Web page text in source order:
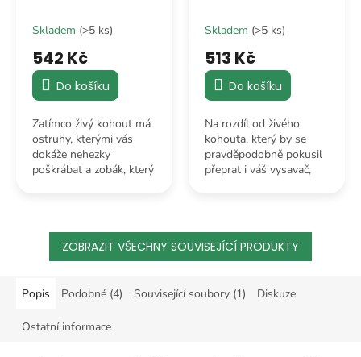
Skladem (>5 ks)
542 Kč
Do košíku
Zatímco živý kohout má
ostruhy, kterými vás
dokáže nehezky
poškrábat a zobák, který
čerstvě upečená
vánočka.
Skladem (>5 ks)
513 Kč
Do košíku
Na rozdíl od živého
kohouta, který by se
pravděpodobně pokusil
přeprat i váš vysavač,
posadíte.
ZOBRAZIT VŠECHNY SOUVISEJÍCÍ PRODUKTY
Popis Podobné (4) Související soubory (1) Diskuze
Ostatní informace